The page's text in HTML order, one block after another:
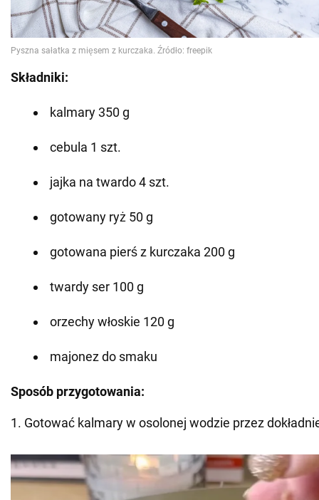
Składniki:
kalmary 350 g
cebula 1 szt.
jajka na twardo 4 szt.
gotowany ryż 50 g
gotowana pierś z kurczaka 200 g
twardy ser 100 g
orzechy włoskie 120 g
majonez do smaku
Sposób przygotowania:
1. Gotować kalmary w osolonej wodzie przez